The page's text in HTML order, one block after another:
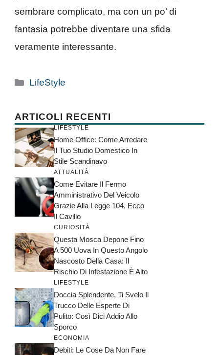
sembrare complicato, ma con un po’ di
fantasia potrebbe diventare una sfida
veramente interessante.
Categorie
LifeStyle
ARTICOLI RECENTI
LIFESTYLE
Home Office: Come Arredare
Il Tuo Studio Domestico In
Stile Scandinavo
ATTUALITÀ
Come Evitare Il Fermo
Amministrativo Del Veicolo
Grazie Alla Legge 104, Ecco
Il Cavillo
CURIOSITÀ
Questa Mosca Depone Fino
A 500 Uova In Questo Angolo
Nascosto Della Casa: Il
Rischio Di Infestazione È Alto
LIFESTYLE
Doccia Splendente, Ti Svelo Il
Trucco Delle Esperte Di
Pulito: Così Dici Addio Allo
Sporco
ECONOMIA
Debiti: Le Cose Da Non Fare